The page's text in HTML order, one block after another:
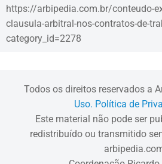
https://arbipedia.com.br/conteudo-
clausula-arbitral-nos-contratos-de-
category_id=2278
Todos os direitos reservados a
Uso. Política de
Este material não pode ser
redistribuído ou transmitido